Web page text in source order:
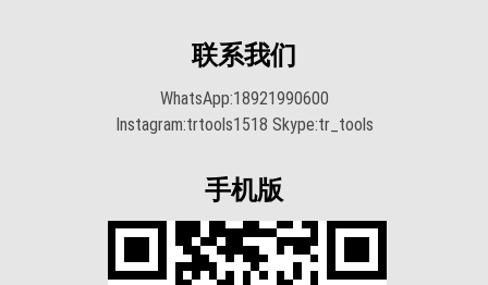
联系我们
WhatsApp:18921990600
Instagram:trtools1518 Skype:tr_tools
手机版